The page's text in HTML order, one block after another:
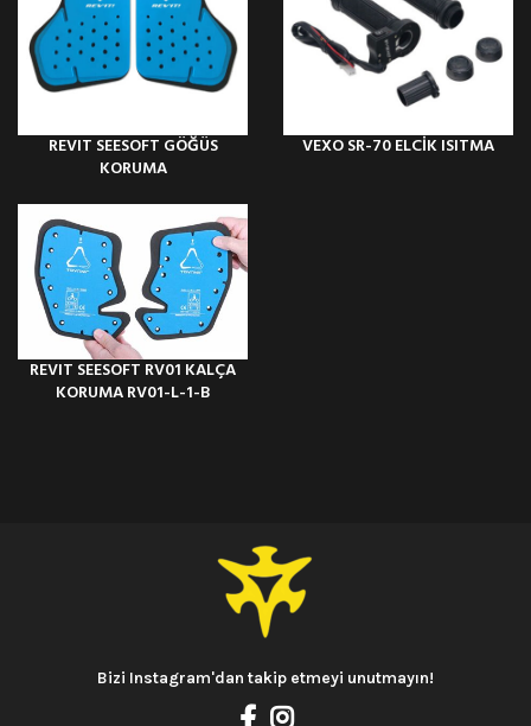
REVIT SEESOFT GÖĞÜS
KORUMA
VEXO SR-70 ELCİK ISITMA
REVIT SEESOFT RV01 KALÇA
KORUMA RV01-L-1-B
Bizi Instagram'dan takip etmeyi unutmayın!